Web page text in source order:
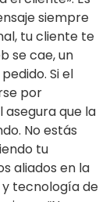
siempre
tu cliente te
se cae, un
Si el
por
que la
No estás
tu
aliados en la
y tecnología de